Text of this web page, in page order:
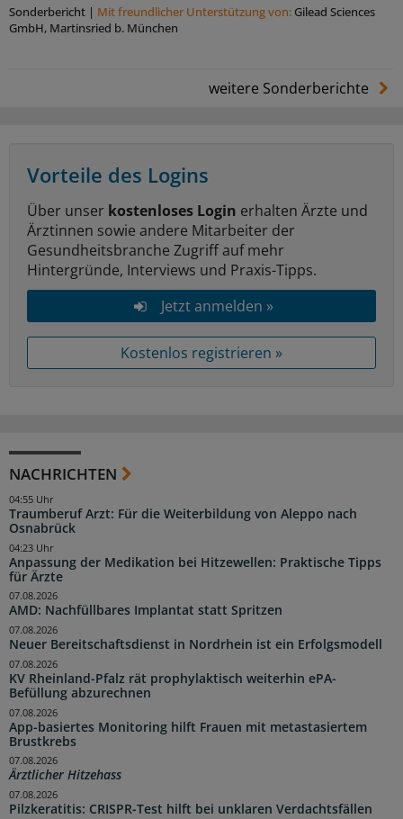
Sonderbericht | Mit freundlicher Unterstützung von: Gilead Sciences
GmbH, Martinsried b. München
weitere Sonderberichte
Vorteile des Logins
Über unser kostenloses Login erhalten Ärzte und
Ärztinnen sowie andere Mitarbeiter der
Gesundheitsbranche Zugriff auf mehr
Hintergründe, Interviews und Praxis-Tipps.
Jetzt anmelden »
Kostenlos registrieren »
NACHRICHTEN
Traumberuf Arzt: Für die Weiterbildung von Aleppo nach
Osnabrück
04:55 Uhr
Anpassung der Medikation bei Hitzewellen: Praktische Tipps
für Ärzte
04:23 Uhr
AMD: Nachfüllbares Implantat statt Spritzen
07.08.2026
Neuer Bereitschaftsdienst in Nordrhein ist ein Erfolgsmodell
07.08.2026
KV Rheinland-Pfalz rät prophylaktisch weiterhin ePA-
Befüllung abzurechnen
07.08.2026
App-basiertes Monitoring hilft Frauen mit metastasiertem
Brustkrebs
07.08.2026
Ärztlicher Hitzehass
07.08.2026
Pilzkeratitis: CRISPR-Test hilft bei unklaren Verdachtsfällen
07.08.2026